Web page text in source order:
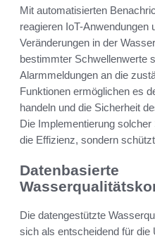
Mit automatisierten
reagieren IoT-Anwendungen
Veränderungen in der
bestimmter Schwellenwerte
Alarmmeldungen an die
Funktionen ermöglichen es
handeln und die Sicherheit
Die Implementierung
die Effizienz, sondern
Datenbasierte
Die datengestützte
sich als entscheidend für die